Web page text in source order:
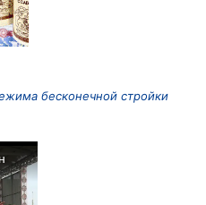
бесконечной стройки